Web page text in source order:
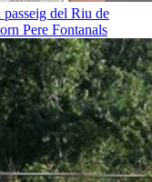
passeig del Riu de
Pere Fontanals